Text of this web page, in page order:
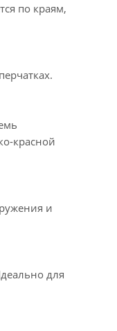
по краям,
красной
и
для